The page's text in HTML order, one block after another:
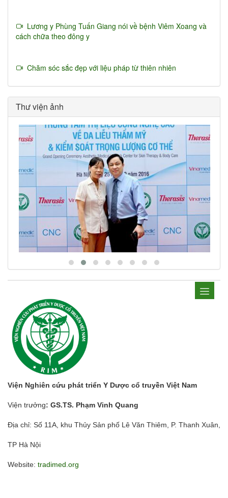
Lương y Phùng Tuấn Giang nói về bệnh Viêm Xoang và
cách chữa theo đông y
Chăm sóc sắc đẹp với liệu pháp từ thiên nhiên
Thư viện ảnh
Viện Nghiên cứu phát triển Y Dược cổ truyền Việt Nam
Viện trưởng: GS.TS. Phạm Vinh Quang
Địa chỉ: Số 11A, khu Thủy Sản phố Lê Văn Thiêm, P. Thanh Xuân,
TP Hà Nội
Website: tradimed.org